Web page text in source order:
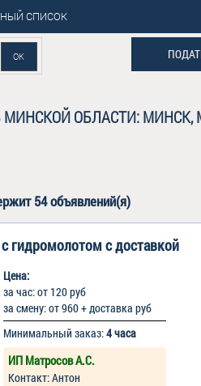
СПИСОК
ОБЛАСТИ: МИНСК,
54 объявлений(я)
гидромолотом с доставкой
Цена:
за час: от 120 руб
за смену: от 960 + доставка руб
Минимальный заказ:4 часа
ИП Матросов А.С.
Контакт: Антон